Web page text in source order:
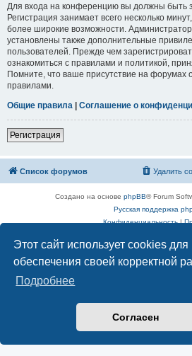
Этот сайт использует cookies для
обеспечения своей корректной
Подробнее
Согласен
Для входа на конференцию вы должны быть
Регистрация занимает всего несколько
более широкие возможности.
установлены также дополнительные
пользователей. Прежде чем
ознакомиться с правилами и политикой,
Помните, что ваше присутствие на форумах
правилами.
Общие правила | Соглашение о
Регистрация
Список форумов Удалить
Создано на основе phpBB® Forum
Русская поддержка
Конфиденциальность|